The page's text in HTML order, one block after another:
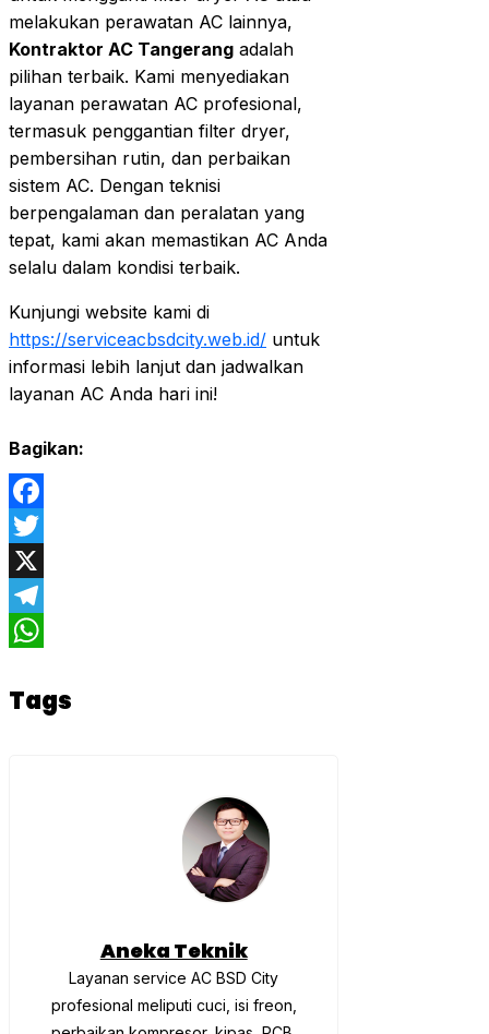
melakukan perawatan AC lainnya,
Kontraktor AC Tangerang adalah
pilihan terbaik. Kami menyediakan
layanan perawatan AC profesional,
termasuk penggantian filter dryer,
pembersihan rutin, dan perbaikan
sistem AC. Dengan teknisi
berpengalaman dan peralatan yang
tepat, kami akan memastikan AC Anda
selalu dalam kondisi terbaik.
Kunjungi website kami di
https://serviceacbsdcity.web.id/ untuk
informasi lebih lanjut dan jadwalkan
layanan AC Anda hari ini!
Bagikan:
Facebook
Twitter
X
Telegram
Tags
Aneka Teknik
Layanan service AC BSD City
profesional meliputi cuci, isi freon,